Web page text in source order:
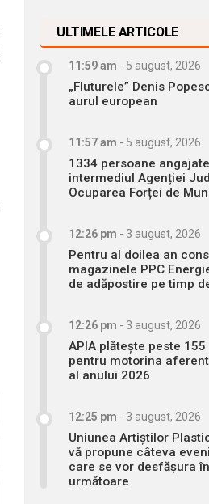
ULTIMELE ARTICOLE
11:59 am - 5 august, 2026
„Fluturele” Denis
aurul european
11:57 am - 5 august, 2026
1334 persoane
intermediul Agenției
Ocuparea Forței de
12:26 pm - 3 august, 2026
Pentru al doilea an
magazinele PPC
de adăpostire pe timp
12:26 pm - 3 august, 2026
APIA plătește peste
pentru motorina
al anului 2026
12:25 pm - 3 august, 2026
Uniunea Artiștilor
vă propune câteva
care se vor desfășura
următoare